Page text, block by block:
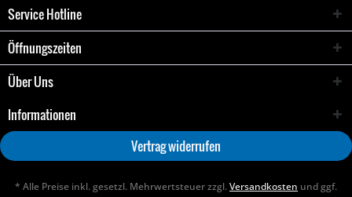
Service Hotline
Öffnungszeiten
Über Uns
Informationen
Vertrag widerrufen
* Alle Preise inkl. gesetzl. Mehrwertsteuer zzgl.Versandkosten und ggf.